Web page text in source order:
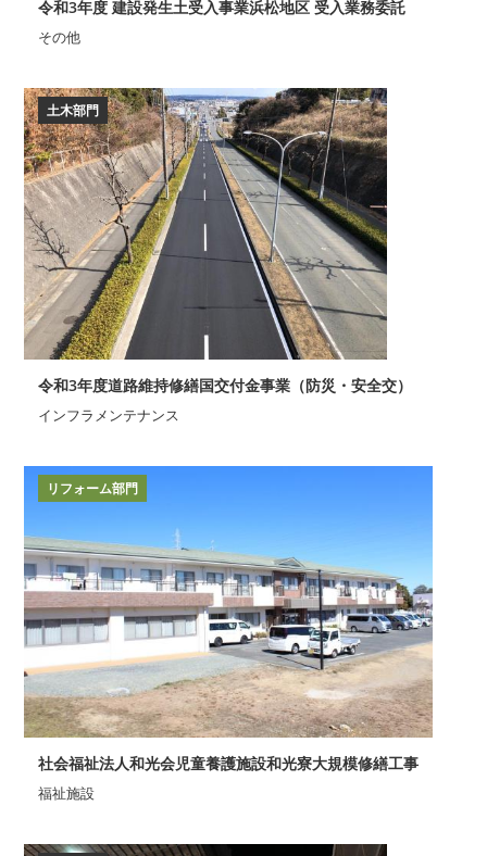
令和3年度 建設発生土受入事業浜松地区 受入業務委託
その他
土木部門
令和3年度道路維持修繕国交付金事業（防災・安全交）
インフラメンテナンス
リフォーム部門
社会福祉法人和光会児童養護施設和光寮大規模修繕工事
福祉施設